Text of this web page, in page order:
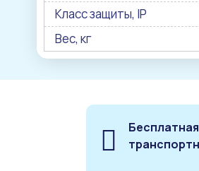
Класс защиты, IP
Вес, кг